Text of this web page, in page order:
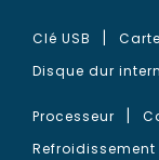
Clé USB
Disque dur
Processeur
Refroidissement